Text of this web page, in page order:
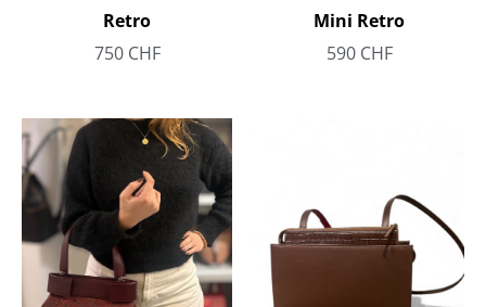
Retro
750 CHF
Mini Retro
590 CHF